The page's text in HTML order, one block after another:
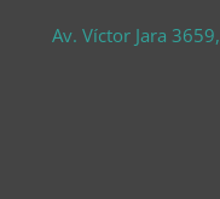
Av. Víctor Jara 3659,